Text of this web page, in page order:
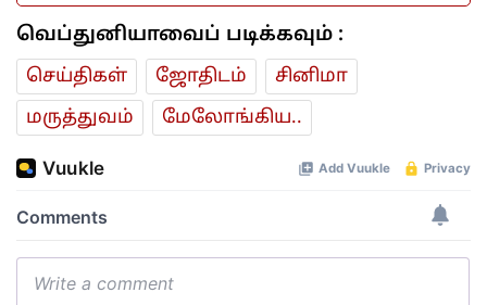
வெப்துனியாவைப் படிக்கவும் :
செய்திகள் ஜோ‌திட‌ம்
சினிமா
மரு‌த்துவ‌ம்
மேலோங்கிய..